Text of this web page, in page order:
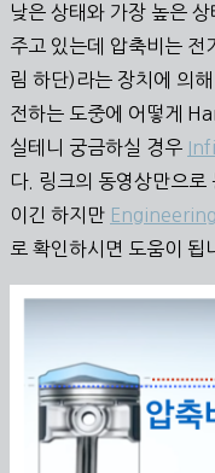
낮은 상태와 가장 높은
주고 있는데 압축비는
림 하단)라는 장치에 의
전하는 도중에 어떻게
실테니 궁금하실 경우
다. 링크의 동영상만으로
이긴 하지만
로 확인하시면 도움이 됩